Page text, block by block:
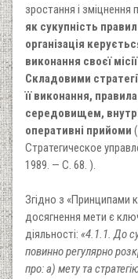
зростання і зміцнення
як сукупність
організація
виконання своєї
Складовими
її виконання,
середовищем,
оперативні прийоми
Стратегическое
1989. — С. 68. ).
Згідно з «Принципами
досягнення мети є
діяльності: «4.1.1. До
повинно регулярно
про: а) мету та